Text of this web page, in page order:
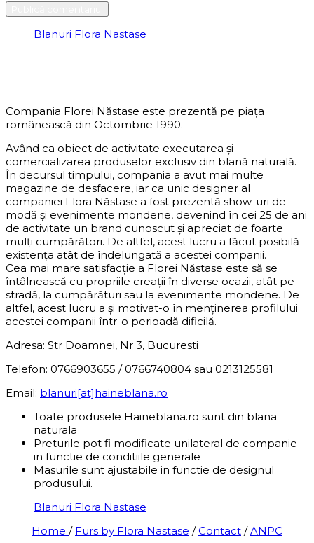
Blanuri Flora Nastase
Compania Florei Năstase este prezentă pe piața
românească din Octombrie 1990.
Având ca obiect de activitate executarea și
comercializarea produselor exclusiv din blană naturală.
În decursul timpului, compania a avut mai multe
magazine de desfacere, iar ca unic designer al
companiei Flora Năstase a fost prezentă show-uri de
modă și evenimente mondene, devenind în cei 25 de ani
de activitate un brand cunoscut și apreciat de foarte
mulți cumpărători. De altfel, acest lucru a făcut posibilă
existența atât de îndelungată a acestei companii.
Cea mai mare satisfacție a Florei Năstase este să se
întâlnească cu propriile creații în diverse ocazii, atât pe
stradă, la cumpărături sau la evenimente mondene. De
altfel, acest lucru a și motivat-o în menținerea profilului
acestei companii într-o perioadă dificilă.
Adresa: Str Doamnei, Nr 3, Bucuresti
Telefon: 0766903655 / 0766740804 sau 0213125581
Email: blanuri[at]haineblana.ro
Toate produsele Haineblana.ro sunt din blana
naturala
Preturile pot fi modificate unilateral de companie
in functie de conditiile generale
Masurile sunt ajustabile in functie de designul
produsului.
Blanuri Flora Nastase
Home / Furs by Flora Nastase /Contact /ANPC